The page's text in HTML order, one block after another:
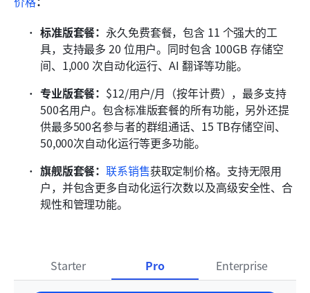
标准版套餐： 永久免费套餐，包含 11 个强大的工
具，支持最多 20 位用户。同时包含 100GB 存储空
间、1,000 次自动化运行、AI 翻译等功能。
专业版套餐： $12/用户/月（按年计费），最多支持
500名用户。包含标准版套餐的所有功能，另外还提
供最多500名参与者的群组通话、15 TB存储空间、
50,000次自动化运行等更多功能。
旗舰版套餐：联系销售获取定制价格。支持无限用
户，并包含更多自动化运行次数以及高级安全性、合
规性和管理功能。
Starter Pro Enterprise